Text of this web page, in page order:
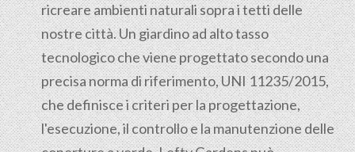
ricreare ambienti naturali sopra i tetti delle
nostre città. Un giardino ad alto tasso
tecnologico che viene progettato secondo una
precisa norma di riferimento, UNI 11235/2015,
che definisce i criteri per la progettazione,
l'esecuzione, il controllo e la manutenzione delle